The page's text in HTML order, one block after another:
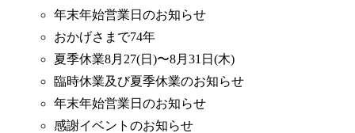
年末年始営業日のお知らせ
おかげさまで74年
夏季休業8月27(日)〜8月31日(木)
臨時休業及び夏季休業のお知らせ
年末年始営業日のお知らせ
感謝イベントのお知らせ